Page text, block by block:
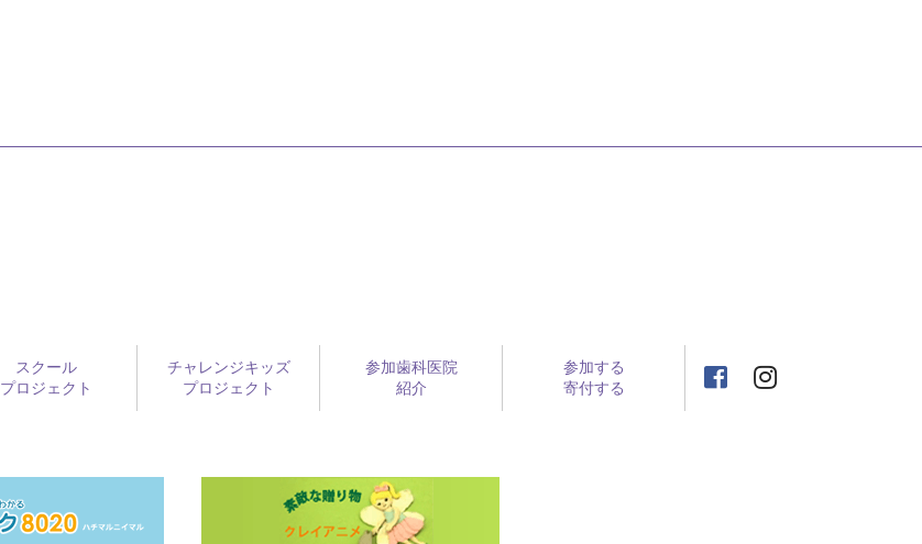
スクール
プロジェクト
チャレンジキッズ
プロジェクト
参加歯科医院
紹介
参加する
寄付する